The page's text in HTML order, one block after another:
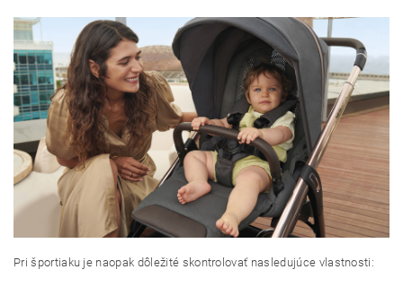
Pri športiaku je naopak dôležité skontrolovať nasledujúce vlastnosti: